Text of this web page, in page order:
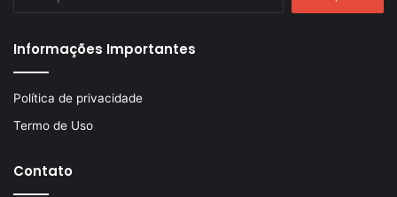
Informações Importantes
Política de privacidade
Termo de Uso
Contato